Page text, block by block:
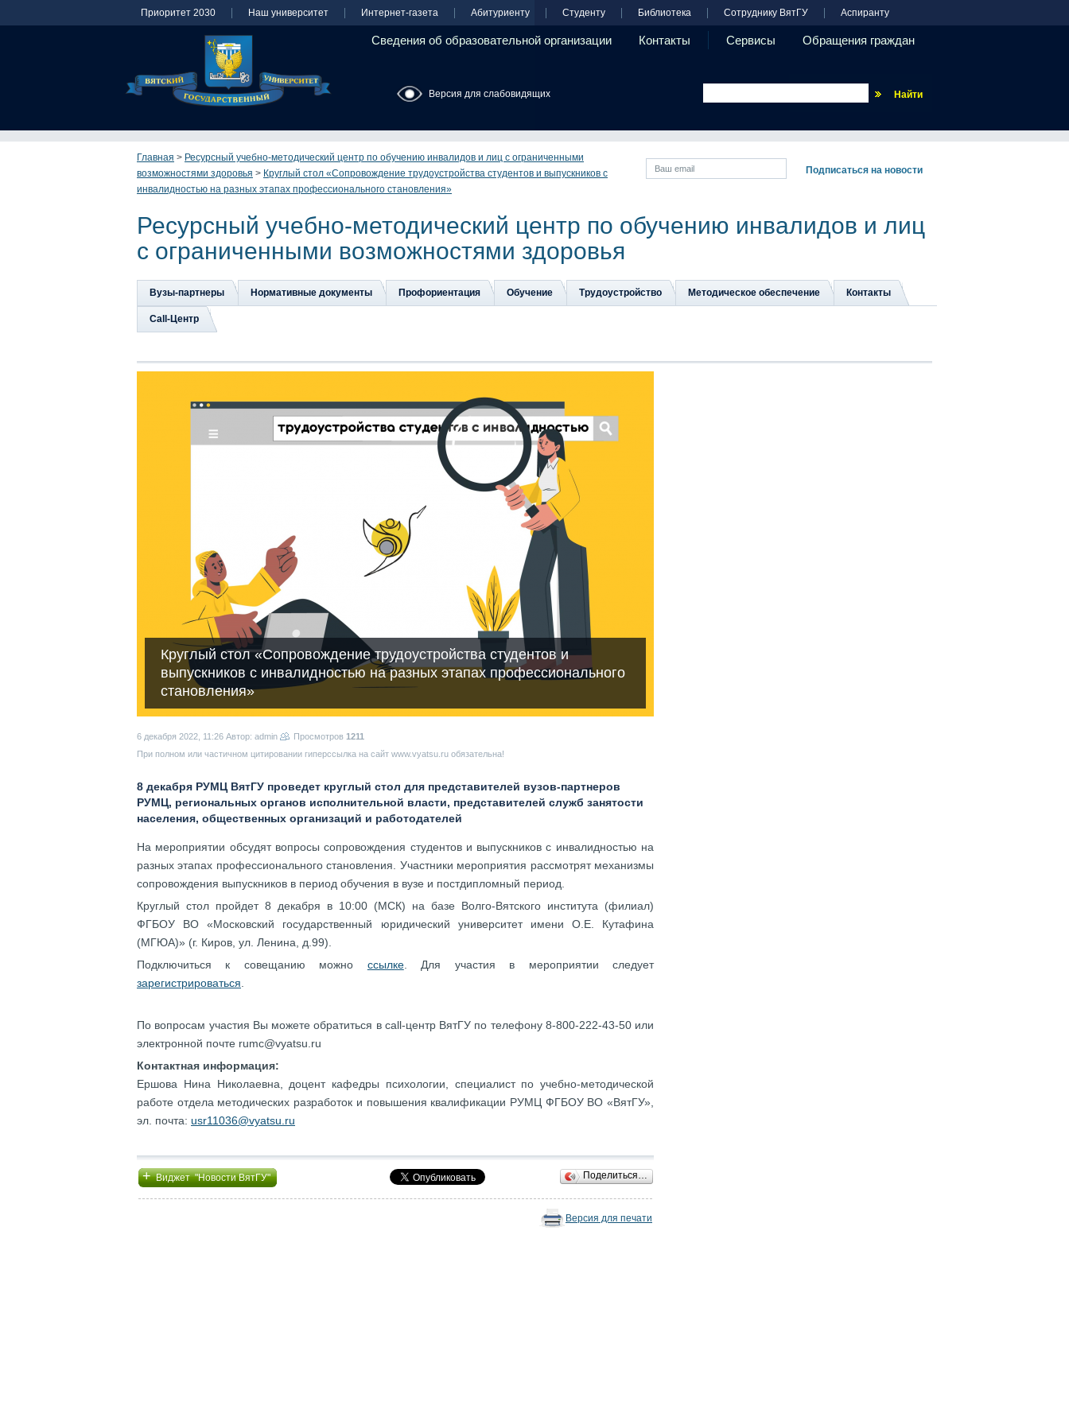
Приоритет 2030 Наш университет Интернет-газета Абитуриенту Студенту Библиотека Сотруднику ВятГУ Аспиранту
Сведения об образовательной организации Контакты Сервисы Обращения граждан
Версия для слабовидящих
Главная > Ресурсный учебно-методический центр по обучению инвалидов и лиц с ограниченными
возможностями здоровья > Круглый стол «Сопровождение трудоустройства студентов и выпускников с
инвалидностью на разных этапах профессионального становления»
Ресурсный учебно-методический центр по обучению инвалидов и лиц
с ограниченными возможностями здоровья
Вузы-партнеры Нормативные документы Профориентация Обучение Трудоустройство Методическое обеспечение Контакты
Сall-Центр
Круглый стол «Сопровождение трудоустройства студентов и
выпускников с инвалидностью на разных этапах профессионального
становления»
6 декабря 2022, 11:26 Автор: admin Просмотров 1211
При полном или частичном цитировании гиперссылка на сайт www.vyatsu.ru обязательна!
8 декабря РУМЦ ВятГУ проведет круглый стол для представителей вузов-партнеров
РУМЦ, региональных органов исполнительной власти, представителей служб занятости
населения, общественных организаций и работодателей
На мероприятии обсудят вопросы сопровождения студентов и выпускников с инвалидностью на
разных этапах профессионального становления. Участники мероприятия рассмотрят механизмы
сопровождения выпускников в период обучения в вузе и постдипломный период.
Круглый стол пройдет 8 декабря в 10:00 (МСК) на базе Волго-Вятского института (филиал)
ФГБОУ ВО «Московский государственный юридический университет имени О.Е. Кутафина
(МГЮА)» (г. Киров, ул. Ленина, д.99).
Подключиться к совещанию можно ссылке. Для участия в мероприятии следует
зарегистрироваться
По вопросам участия Вы можете обратиться в call-центр ВятГУ по телефону 8-800-222-43-50 или
электронной почте rumc@vyatsu.ru
Контактная информация:
Ершова Нина Николаевна, доцент кафедры психологии, специалист по учебно-методической
работе отдела методических разработок и повышения квалификации РУМЦ ФГБОУ ВО «ВятГУ»,
эл. почта: usr11036@vyatsu.ru
+Виджет "Новости ВятГУ" Поделиться…
Версия для печати